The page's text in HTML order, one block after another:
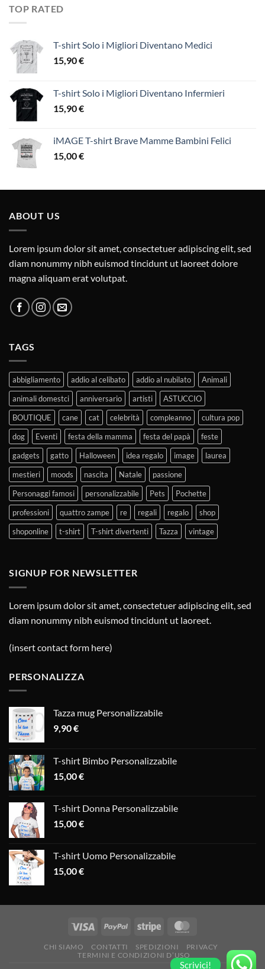
TOP RATED
T-shirt Solo i Migliori Diventano Medici
15,90€
T-shirt Solo i Migliori Diventano Infermieri
15,90€
iMAGE T-shirt Brave Mamme Bambini Felici
15,00€
ABOUT US
Lorem ipsum dolor sit amet, consectetuer adipiscing elit, sed
diam nonummy nibh euismod tincidunt ut laoreet dolore
magna aliquam erat volutpat.
TAGS
abbigliamento addio al celibato addio al nubilato
Animali
animali domestci
anniversario artisti
ASTUCCIO
BOUTIQUE
cane cat celebrità compleanno
cultura pop
dog
Eventi festa della mamma festa del papà
feste
gadgets
gatto Halloween idea regalo image
laurea
mestieri
moods nascita Natale
passione
Personaggi famosi
personalizzabile Pets
Pochette
professioni
quattro zampe re regali regalo
shop
shoponline
t-shirt T-shirt divertenti Tazza vintage
SIGNUP FOR NEWSLETTER
Lorem ipsum dolor sit amet, consectetuer adipiscing elit, sed
diam nonummy nibh euismod tincidunt ut laoreet.
(insert contact form here)
PERSONALIZZA
Tazza mug Personalizzabile
9,90€
T-shirt Bimbo Personalizzabile
15,00€
T-shirt Donna Personalizzabile
15,00€
T-shirt Uomo Personalizzabile
15,00€
CHI SIAMO CONTATTI SPEDIZIONI
PRIVACY
TERMINI E CONDIZIONI D’USO
Scrivici!